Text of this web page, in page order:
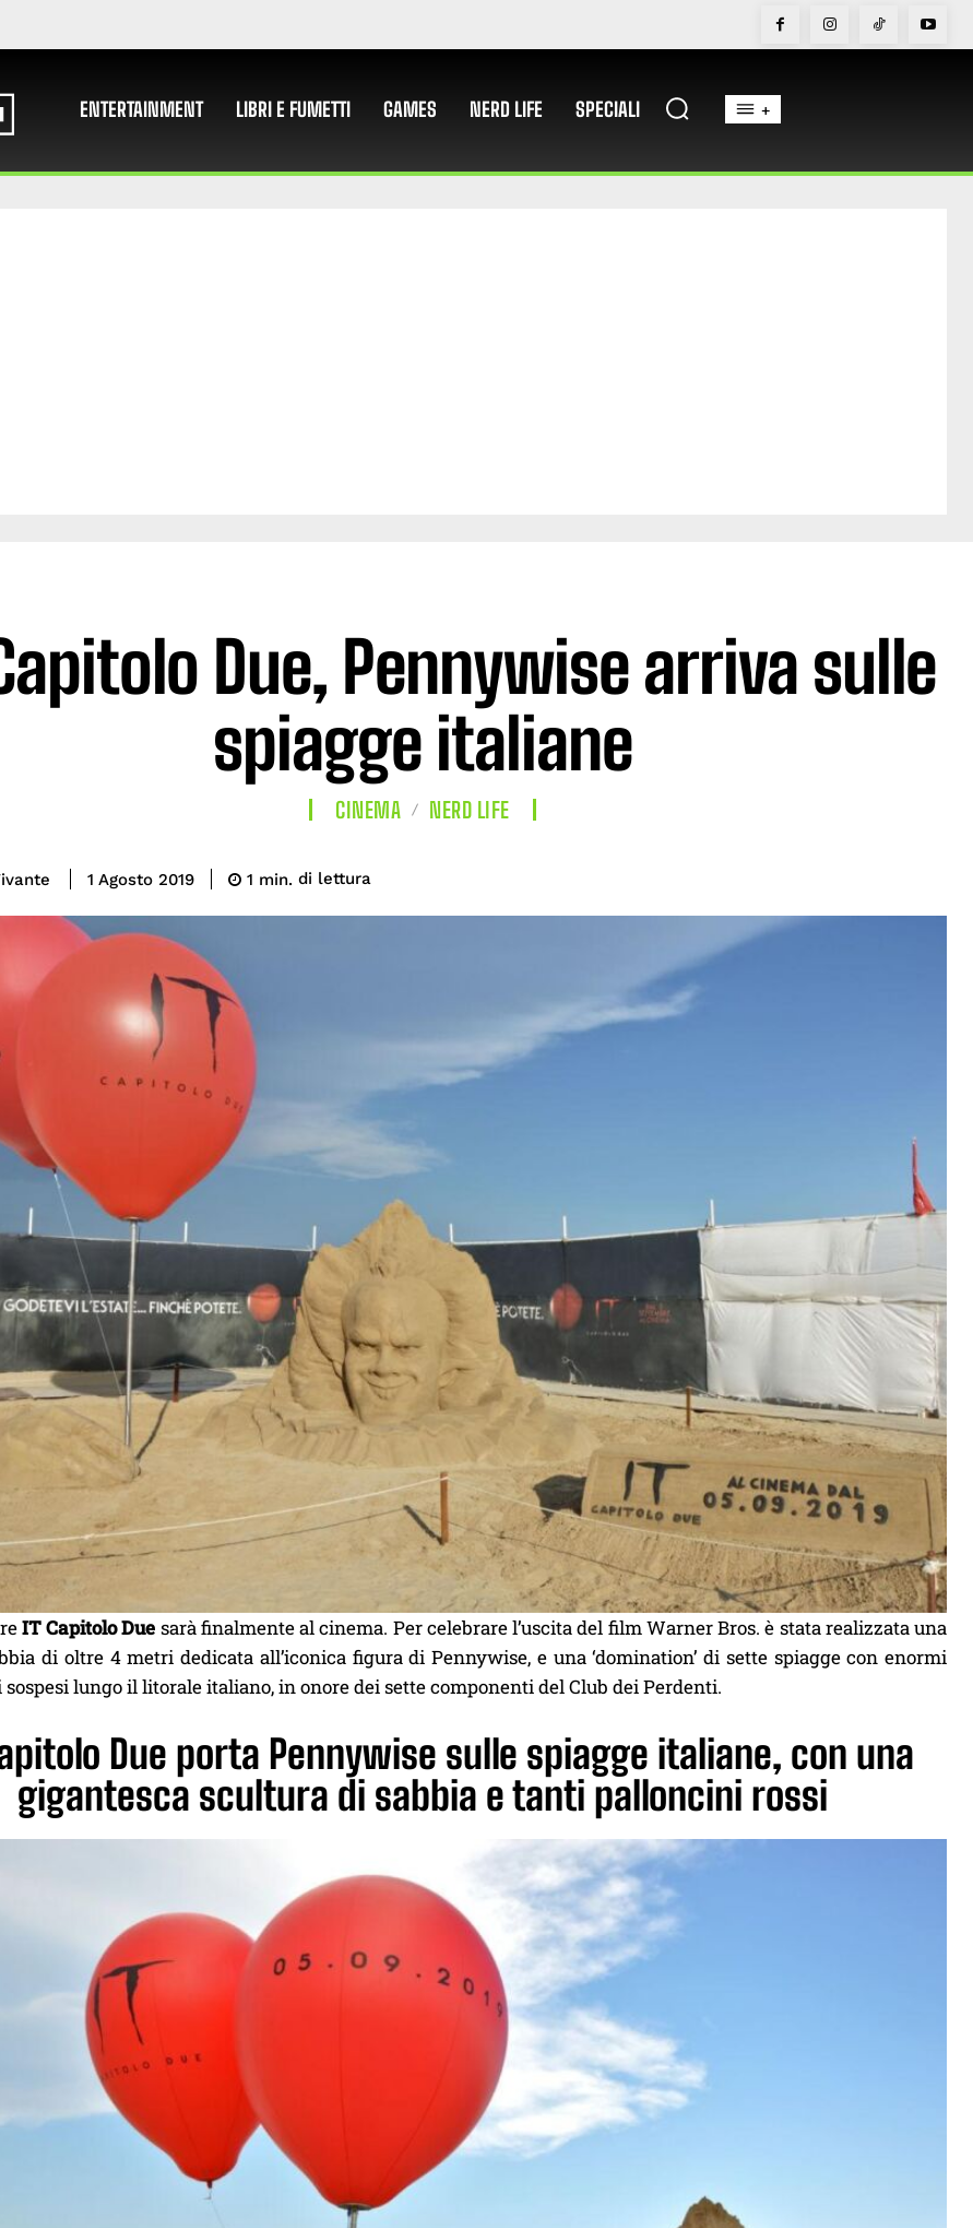
ENTERTAINMENT LIBRI E FUMETTI GAMES NERD LIFE SPECIALI +
Due, Pennywise arriva sulle
spiagge italiane
CINEMA NERD LIFE
1 Agosto 2019 1 min. di lettura
IT Capitolo Due sarà finalmente al cinema. Per celebrare l’uscita del film Warner Bros. è stata realizzata una
di oltre 4 metri dedicata all’iconica figura di Pennywise, e una ‘domination’ di sette spiagge con enormi
lungo il litorale italiano, in onore dei sette componenti del Club dei Perdenti.
Due porta Pennywise sulle spiagge italiane, con una
gigantesca scultura di sabbia e tanti palloncini rossi